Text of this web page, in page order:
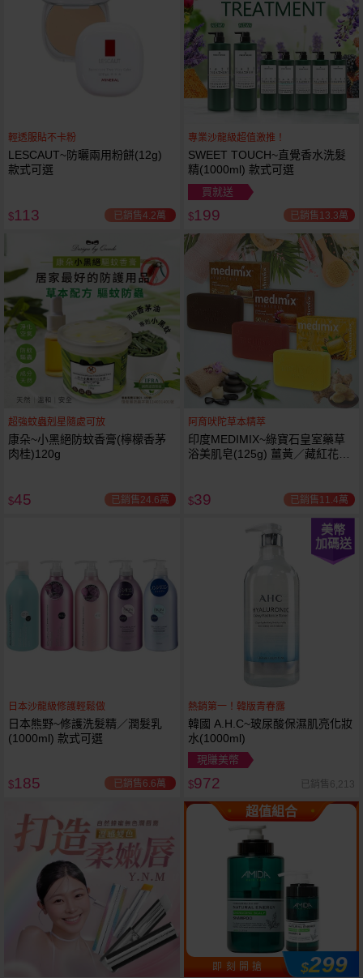
輕透服貼不卡粉
LESCAUT~防曬兩用粉餅(12g)
款式可選
$113 已銷售4.2萬
專業沙龍級超值激推！
SWEET TOUCH~直覺香水洗髮
精(1000ml) 款式可選
買就送
$199 已銷售13.3萬
超強蚊蟲剋星隨處可放
康朵~小黑絕防蚊香膏(檸檬香茅
肉桂)120g
$45 已銷售24.6萬
阿育吠陀草本精萃
印度MEDIMIX~綠寶石皇室藥草
浴美肌皂(125g) 薑黃／藏紅花／
$39 已銷售11.4萬
日本沙龍級修護輕鬆做
日本熊野~修護洗髮精／潤髮乳
(1000ml) 款式可選
$185 已銷售6.6萬
美幣
加碼送
熱銷第一！韓版青春露
韓國 A.H.C~玻尿酸保濕肌亮化妝
水(1000ml)
現賺美幣
$972 已銷售6,213
超值組合
即 刻 開 搶 $299